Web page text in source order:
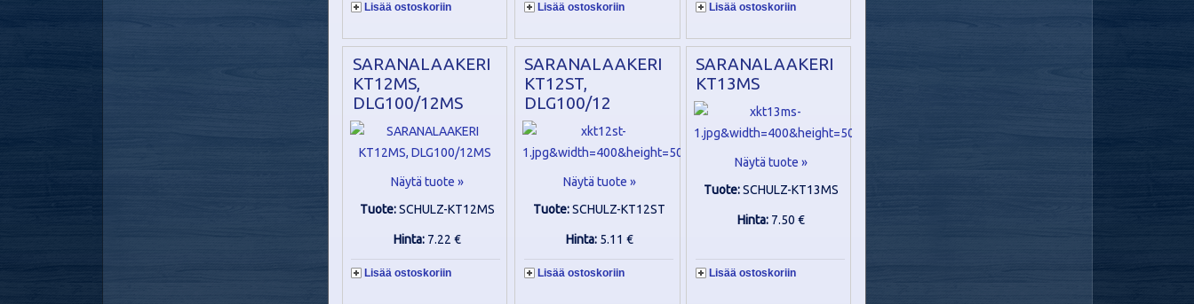
Lisää ostoskoriin Lisää ostoskoriin Lisää ostoskoriin
SARANALAAKERI
KT12MS,
DLG100/12MS
Näytä tuote »
Tuote:SCHULZ-KT12MS
Hinta: 7.22 €
Lisää ostoskoriin
SARANALAAKERI
KT12ST,
DLG100/12
Näytä tuote »
Tuote:SCHULZ-KT12ST
Hinta: 5.11 €
Lisää ostoskoriin
SARANALAAKERI
KT13MS
Näytä tuote »
Tuote:SCHULZ-KT13MS
Hinta: 7.50 €
Lisää ostoskoriin